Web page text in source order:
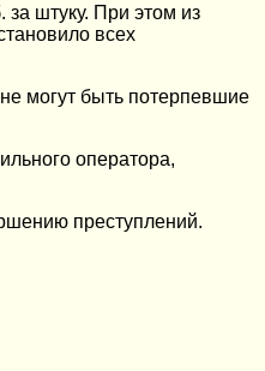
штуку. При этом из
всех
могут быть потерпевшие
оператора,
преступлений.